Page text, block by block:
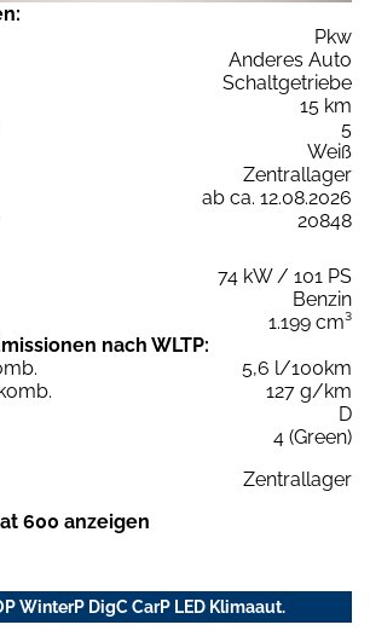
Pkw
Anderes Auto
Schaltgetriebe
15 km
5
Weiß
Zentrallager
ab ca. 12.08.2026
20848
74 kW / 101 PS
Benzin
1.199 cm³
nach WLTP:
5,6 l/100km
127 g/km
D
4 (Green)
Zentrallager
600 anzeigen
WinterP DigC CarP LED Klimaaut.